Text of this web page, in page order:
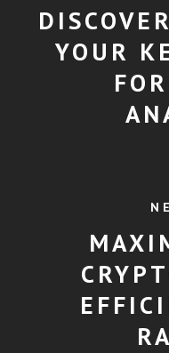
YOUR